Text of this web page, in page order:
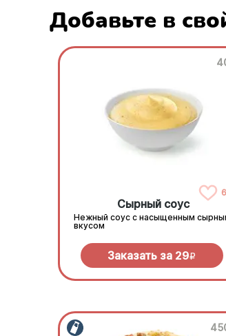
Добавьте в
Сырный соус
Нежный соус с насыщенным
вкусом
Заказать за 29R